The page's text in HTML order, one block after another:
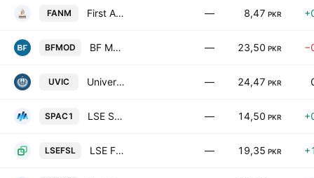
FANM First Al-Noor Modaraba — 8,47 PKR
BFMOD BF Modaraba — 23,50 PKR
UVIC Universal Insurance Co. Ltd. — 24,47 PKR
SPAC1 LSE SPAC-I Limited — 14,50 PKR
LSEFSL LSE Financial Services Limited — 19,35 PKR